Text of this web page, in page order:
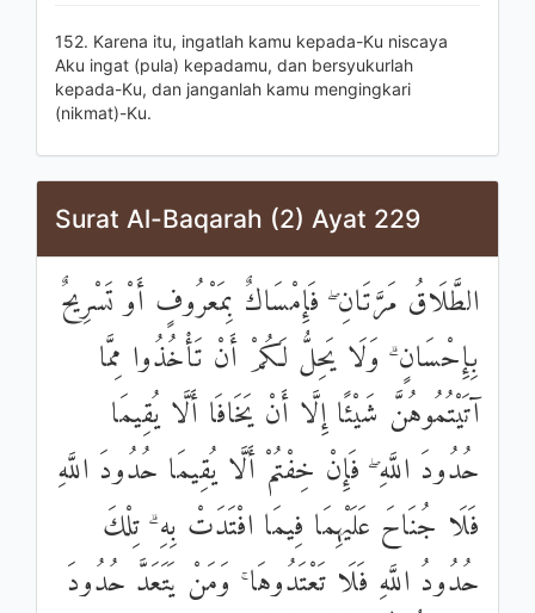
152. Karena itu, ingatlah kamu kepada-Ku niscaya
Aku ingat (pula) kepadamu, dan bersyukurlah
kepada-Ku, dan janganlah kamu mengingkari
(nikmat)-Ku.
Surat Al-Baqarah (2) Ayat 229
الطَّلَاقُ مَرَّتَانِ ۖ فَإِمْسَاكٌ بِمَعْرُوفٍ أَوْ تَسْرِيحٌ
بِإِحْسَانٍ ۗ وَلَا يَحِلُّ لَكُمْ أَنْ تَأْخُذُوا مِمَّا
آتَيْتُمُوهُنَّ شَيْئًا إِلَّا أَنْ يَخَافَا أَلَّا يُقِيمَا
حُدُودَ اللَّهِ ۖ فَإِنْ خِفْتُمْ أَلَّا يُقِيمَا حُدُودَ اللَّهِ
فَلَا جُنَاحَ عَلَيْهِمَا فِيمَا افْتَدَتْ بِهِ ۗ تِلْكَ
حُدُودُ اللَّهِ فَلَا تَعْتَدُوهَا ۚ وَمَنْ يَتَعَدَّ حُدُودَ